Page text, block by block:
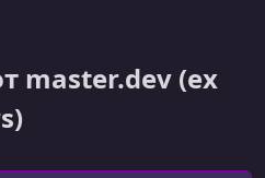
master.dev (ex